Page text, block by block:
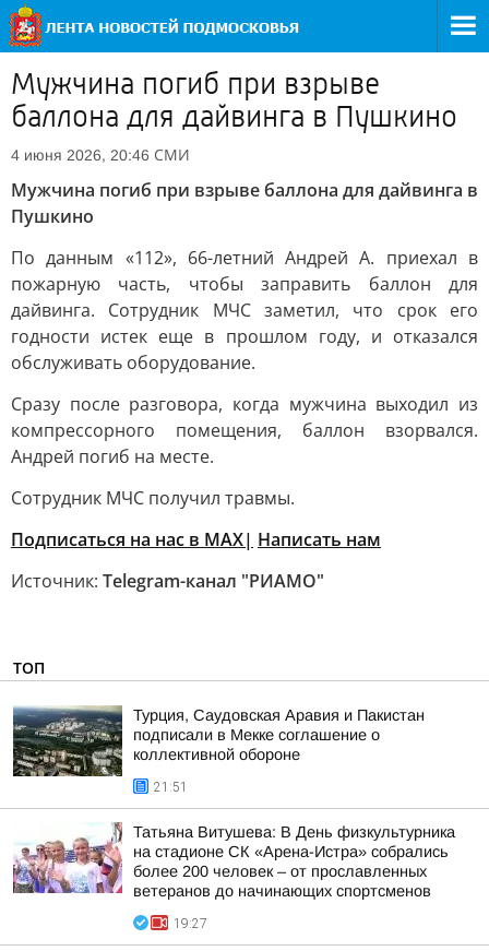
Мужчина погиб при взрыве
баллона для дайвинга в Пушкино
4 июня 2026, 20:46 СМИ
Мужчина погиб при взрыве баллона для дайвинга в
Пушкино
По данным «112», 66-летний Андрей А. приехал в
пожарную часть, чтобы заправить баллон для
дайвинга. Сотрудник МЧС заметил, что срок его
годности истек еще в прошлом году, и отказался
обслуживать оборудование.
Сразу после разговора, когда мужчина выходил из
компрессорного помещения, баллон взорвался.
Андрей погиб на месте.
Сотрудник МЧС получил травмы.
Подписаться на нас в MAX| Написать нам
Источник: Telegram-канал "РИАМО"
ТОП
Турция, Саудовская Аравия и Пакистан
подписали в Мекке соглашение о
коллективной обороне
21:51
Татьяна Витушева: В День физкультурника
на стадионе СК «Арена-Истра» собрались
более 200 человек – от прославленных
ветеранов до начинающих спортсменов
19:27